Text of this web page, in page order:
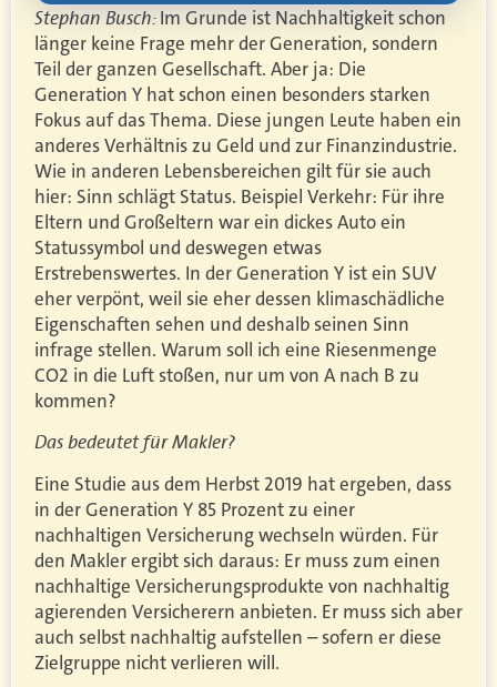
Stephan Busch:Im Grunde ist Nachhaltigkeit schon
länger keine Frage mehr der Generation, sondern
Teil der ganzen Gesellschaft. Aber ja: Die
Generation Y hat schon einen besonders starken
Fokus auf das Thema. Diese jungen Leute haben ein
anderes Verhältnis zu Geld und zur Finanzindustrie.
Wie in anderen Lebensbereichen gilt für sie auch
hier: Sinn schlägt Status. Beispiel Verkehr: Für ihre
Eltern und Großeltern war ein dickes Auto ein
Statussymbol und deswegen etwas
Erstrebenswertes. In der Generation Y ist ein SUV
eher verpönt, weil sie eher dessen klimaschädliche
Eigenschaften sehen und deshalb seinen Sinn
infrage stellen. Warum soll ich eine Riesenmenge
CO2 in die Luft stoßen, nur um von A nach B zu
kommen?
Das bedeutet für Makler?
Eine Studie aus dem Herbst 2019 hat ergeben, dass
in der Generation Y 85 Prozent zu einer
nachhaltigen Versicherung wechseln würden. Für
den Makler ergibt sich daraus: Er muss zum einen
nachhaltige Versicherungsprodukte von nachhaltig
agierenden Versicherern anbieten. Er muss sich aber
auch selbst nachhaltig aufstellen – sofern er diese
Zielgruppe nicht verlieren will.